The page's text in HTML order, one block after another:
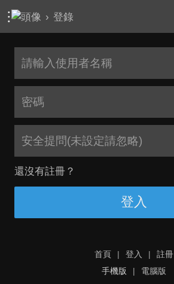
› 登錄
安全提問(未設定請忽略)
還沒有註冊？
登入
首頁 | 登入 |
註冊
手機版
| 電腦版